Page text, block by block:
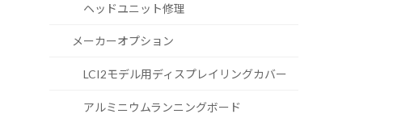
ヘッドユニット修理
メーカーオプション
LCI2モデル用ディスプレイリングカバー
アルミニウムランニングボード